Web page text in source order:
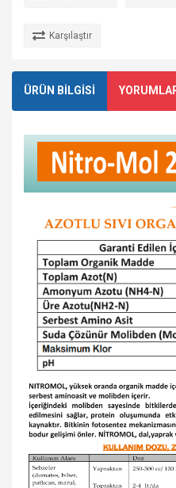
Karşılaştır
ÜRÜN BİLGİSİ